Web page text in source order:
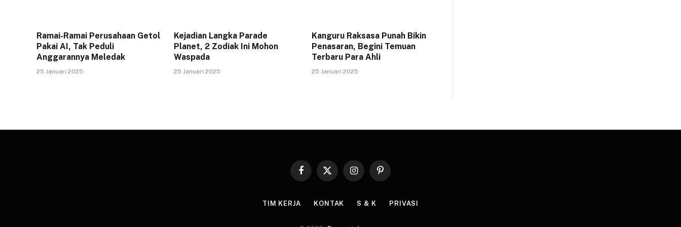
Ramai-Ramai Perusahaan Getol
Pakai AI, Tak Peduli
Anggarannya Meledak
25 Januari 2025
Kejadian Langka Parade
Planet, 2 Zodiak Ini Mohon
Waspada
25 Januari 2025
Kanguru Raksasa Punah Bikin
Penasaran, Begini Temuan
Terbaru Para Ahli
25 Januari 2025
Facebook
X
InstagramPinterest
TIM KERJA KONTAK S & K PRIVASI